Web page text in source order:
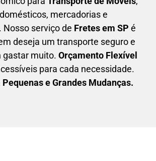
mercadorias e
serviço de Fretes em SP é
deseja um transporte seguro e
gastar muito. Orçamento Flexível
para cada necessidade.
Pequenas e Grandes Mudanças.